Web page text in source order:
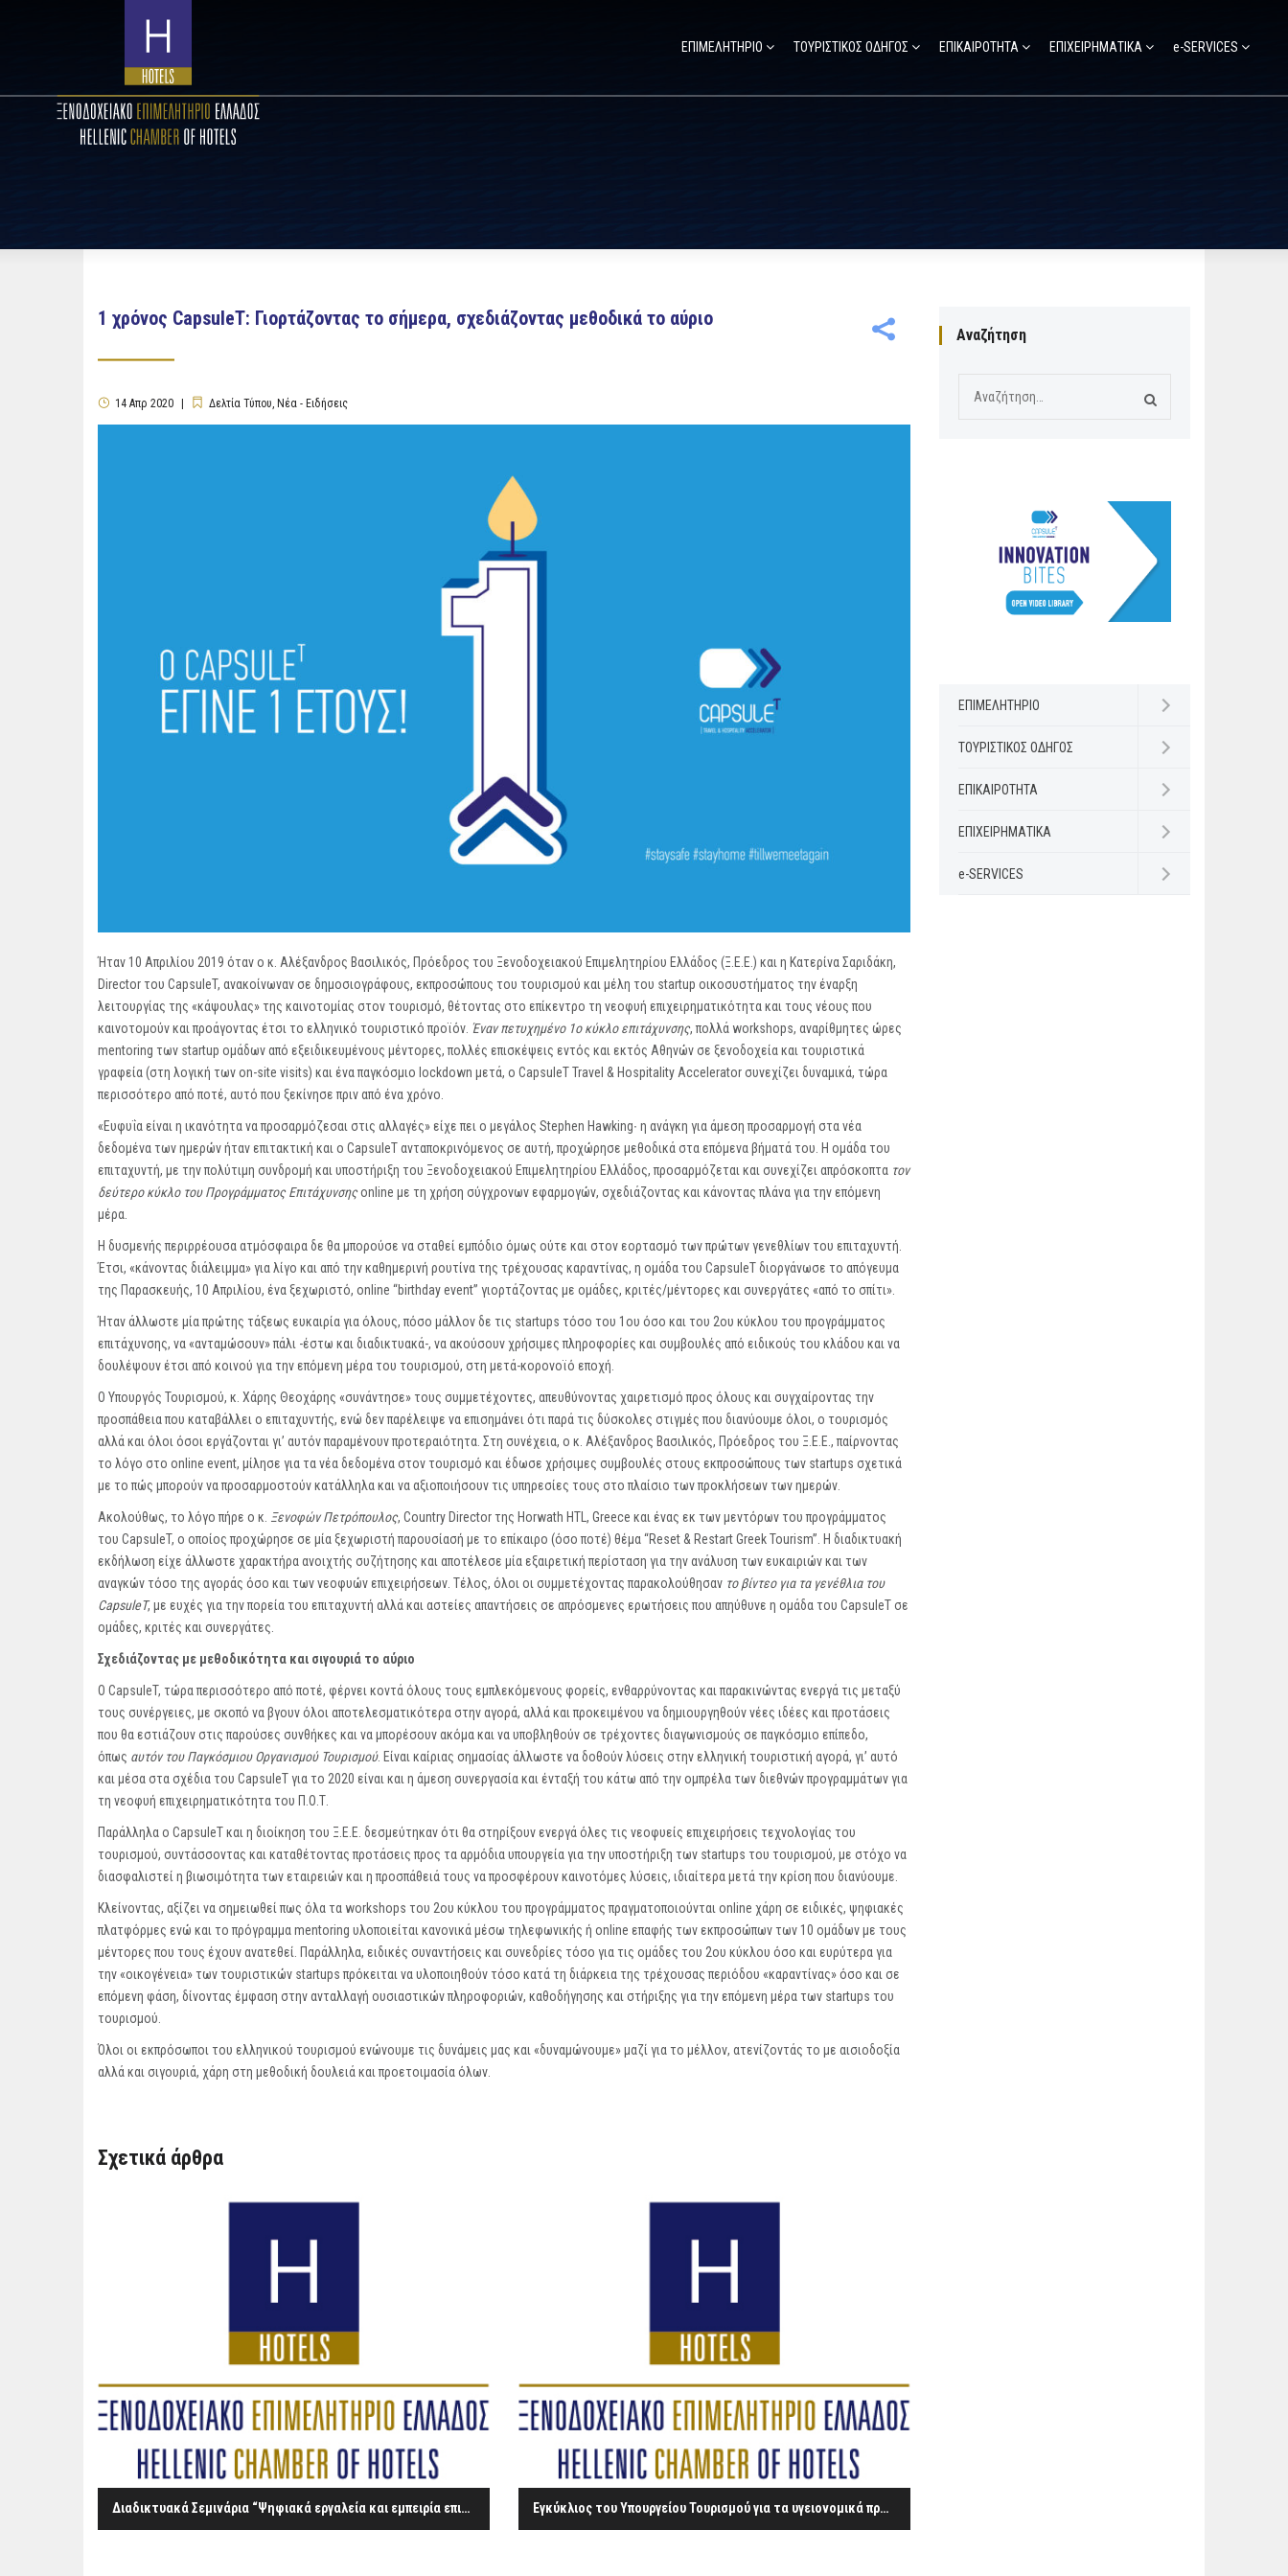
ΕΠΙΜΕΛΗΤΗΡΙΟ ΤΟΥΡΙΣΤΙΚΟΣ ΟΔΗΓΟΣ ΕΠΙΚΑΙΡΟΤΗΤΑ ΕΠΙΧΕΙΡΗΜΑΤΙΚΑ e-SERVICES
1 χρόνος CapsuleT: Γιορτάζοντας το σήμερα, σχεδιάζοντας μεθοδικά το αύριο
14 Απρ 2020 Δελτία Τύπου, Νέα - Ειδήσεις
Ήταν 10 Απριλίου 2019 όταν ο κ. Αλέξανδρος Βασιλικός, Πρόεδρος του Ξενοδοχειακού Επιμελητηρίου Ελλάδος (Ξ.Ε.Ε.) και η Κατερίνα Σαριδάκη,
Director του CapsuleT, ανακοίνωναν σε δημοσιογράφους, εκπροσώπους του τουρισμού και μέλη του startup οικοσυστήματος την έναρξη
λειτουργίας της «κάψουλας» της καινοτομίας στον τουρισμό, θέτοντας στο επίκεντρο τη νεοφυή επιχειρηματικότητα και τους νέους που
καινοτομούν και προάγοντας έτσι το ελληνικό τουριστικό προϊόν. Έναν πετυχημένο 1o κύκλο επιτάχυνσης, πολλά workshops, αναρίθμητες ώρες
mentoring των startup ομάδων από εξειδικευμένους μέντορες, πολλές επισκέψεις εντός και εκτός Αθηνών σε ξενοδοχεία και τουριστικά
γραφεία (στη λογική των on-site visits) και ένα παγκόσμιο lockdown μετά, ο CapsuleT Travel & Hospitality Accelerator συνεχίζει δυναμικά, τώρα
περισσότερο από ποτέ, αυτό που ξεκίνησε πριν από ένα χρόνο.
«Ευφυΐα είναι η ικανότητα να προσαρμόζεσαι στις αλλαγές» είχε πει ο μεγάλος Stephen Hawking∙ η ανάγκη για άμεση προσαρμογή στα νέα
δεδομένα των ημερών ήταν επιτακτική και ο CapsuleT ανταποκρινόμενος σε αυτή, προχώρησε μεθοδικά στα επόμενα βήματά του. Η ομάδα του
επιταχυντή, με την πολύτιμη συνδρομή και υποστήριξη του Ξενοδοχειακού Επιμελητηρίου Ελλάδος, προσαρμόζεται και συνεχίζει απρόσκοπτα τον
δεύτερο κύκλο του Προγράμματος Επιτάχυνσηςonline με τη χρήση σύγχρονων εφαρμογών, σχεδιάζοντας και κάνοντας πλάνα για την επόμενη
μέρα.
Η δυσμενής περιρρέουσα ατμόσφαιρα δε θα μπορούσε να σταθεί εμπόδιο όμως ούτε και στον εορτασμό των πρώτων γενεθλίων του επιταχυντή.
Έτσι, «κάνοντας διάλειμμα» για λίγο και από την καθημερινή ρουτίνα της τρέχουσας καραντίνας, η ομάδα του CapsuleT διοργάνωσε το απόγευμα
της Παρασκευής, 10 Απριλίου, ένα ξεχωριστό, online “birthday event” γιορτάζοντας με ομάδες, κριτές/μέντορες και συνεργάτες «από το σπίτι».
Ήταν άλλωστε μία πρώτης τάξεως ευκαιρία για όλους, πόσο μάλλον δε τις startups τόσο του 1ου όσο και του 2ου κύκλου του προγράμματος
επιτάχυνσης, να «ανταμώσουν» πάλι -έστω και διαδικτυακά-, να ακούσουν χρήσιμες πληροφορίες και συμβουλές από ειδικούς του κλάδου και να
δουλέψουν έτσι από κοινού για την επόμενη μέρα του τουρισμού, στη μετά-κορονοϊό εποχή.
Ο Υπουργός Τουρισμού, κ. Χάρης Θεοχάρης «συνάντησε» τους συμμετέχοντες, απευθύνοντας χαιρετισμό προς όλους και συγχαίροντας την
προσπάθεια που καταβάλλει ο επιταχυντής, ενώ δεν παρέλειψε να επισημάνει ότι παρά τις δύσκολες στιγμές που διανύουμε όλοι, ο τουρισμός
αλλά και όλοι όσοι εργάζονται γι’ αυτόν παραμένουν προτεραιότητα. Στη συνέχεια, ο κ. Αλέξανδρος Βασιλικός, Πρόεδρος του Ξ.Ε.Ε., παίρνοντας
το λόγο στο online event, μίλησε για τα νέα δεδομένα στον τουρισμό και έδωσε χρήσιμες συμβουλές στους εκπροσώπους των startups σχετικά
με το πώς μπορούν να προσαρμοστούν κατάλληλα και να αξιοποιήσουν τις υπηρεσίες τους στο πλαίσιο των προκλήσεων των ημερών.
Ακολούθως, το λόγο πήρε ο κ. Ξενοφών Πετρόπουλος, Country Director της Horwath HTL, Greece και ένας εκ των μεντόρων του προγράμματος
του CapsuleT, ο οποίος προχώρησε σε μία ξεχωριστή παρουσίασή με το επίκαιρο (όσο ποτέ) θέμα “Reset & Restart Greek Tourism”. Η διαδικτυακή
εκδήλωση είχε άλλωστε χαρακτήρα ανοιχτής συζήτησης και αποτέλεσε μία εξαιρετική περίσταση για την ανάλυση των ευκαιριών και των
αναγκών τόσο της αγοράς όσο και των νεοφυών επιχειρήσεων. Τέλος, όλοι οι συμμετέχοντας παρακολούθησαν το βίντεο για τα γενέθλια του
CapsuleT, με ευχές για την πορεία του επιταχυντή αλλά και αστείες απαντήσεις σε απρόσμενες ερωτήσεις που απηύθυνε η ομάδα του CapsuleT σε
ομάδες, κριτές και συνεργάτες.
Σχεδιάζοντας με μεθοδικότητα και σιγουριά το αύριο
Ο CapsuleT, τώρα περισσότερο από ποτέ, φέρνει κοντά όλους τους εμπλεκόμενους φορείς, ενθαρρύνοντας και παρακινώντας ενεργά τις μεταξύ
τους συνέργειες, με σκοπό να βγουν όλοι αποτελεσματικότερα στην αγορά, αλλά και προκειμένου να δημιουργηθούν νέες ιδέες και προτάσεις
που θα εστιάζουν στις παρούσες συνθήκες και να μπορέσουν ακόμα και να υποβληθούν σε τρέχοντες διαγωνισμούς σε παγκόσμιο επίπεδο,
όπως αυτόν του Παγκόσμιου Οργανισμού Τουρισμού. Είναι καίριας σημασίας άλλωστε να δοθούν λύσεις στην ελληνική τουριστική αγορά, γι’ αυτό
και μέσα στα σχέδια του CapsuleT για το 2020 είναι και η άμεση συνεργασία και ένταξή του κάτω από την ομπρέλα των διεθνών προγραμμάτων για
τη νεοφυή επιχειρηματικότητα του Π.Ο.Τ.
Παράλληλα ο CapsuleT και η διοίκηση του Ξ.Ε.Ε. δεσμεύτηκαν ότι θα στηρίξουν ενεργά όλες τις νεοφυείς επιχειρήσεις τεχνολογίας του
τουρισμού, συντάσσοντας και καταθέτοντας προτάσεις προς τα αρμόδια υπουργεία για την υποστήριξη των startups του τουρισμού, με στόχο να
διασφαλιστεί η βιωσιμότητα των εταιρειών και η προσπάθειά τους να προσφέρουν καινοτόμες λύσεις, ιδιαίτερα μετά την κρίση που διανύουμε.
Κλείνοντας, αξίζει να σημειωθεί πως όλα τα workshops του 2ου κύκλου του προγράμματος πραγματοποιούνται online χάρη σε ειδικές, ψηφιακές
πλατφόρμες ενώ και το πρόγραμμα mentoring υλοποιείται κανονικά μέσω τηλεφωνικής ή online επαφής των εκπροσώπων των 10 ομάδων με τους
μέντορες που τους έχουν ανατεθεί. Παράλληλα, ειδικές συναντήσεις και συνεδρίες τόσο για τις ομάδες του 2ου κύκλου όσο και ευρύτερα για
την «οικογένεια» των τουριστικών startups πρόκειται να υλοποιηθούν τόσο κατά τη διάρκεια της τρέχουσας περιόδου «καραντίνας» όσο και σε
επόμενη φάση, δίνοντας έμφαση στην ανταλλαγή ουσιαστικών πληροφοριών, καθοδήγησης και στήριξης για την επόμενη μέρα των startups του
τουρισμού.
Όλοι οι εκπρόσωποι του ελληνικού τουρισμού ενώνουμε τις δυνάμεις μας και «δυναμώνουμε» μαζί για το μέλλον, ατενίζοντάς το με αισιοδοξία
αλλά και σιγουριά, χάρη στη μεθοδική δουλειά και προετοιμασία όλων.
Σχετικά άρθρα
Διαδικτυακά Σεμινάρια “Ψηφιακά εργαλεία και εμπειρία επισκέπτη για επιχειρήσεις φιλοξενίας” από τη Google και το Ξενοδοχειακό Επιμελητήριο Ελλάδος Εγκύκλιος του Υπουργείου Τουρισμού για τα υγειονομικά πρωτόκολλα των τουριστικών καταλυμάτων
Αναζήτηση
ΕΠΙΜΕΛΗΤΗΡΙΟ Open submenu
ΤΟΥΡΙΣΤΙΚΟΣ ΟΔΗΓΟΣ Open submenu
ΕΠΙΚΑΙΡΟΤΗΤΑ Open submenu
ΕΠΙΧΕΙΡΗΜΑΤΙΚΑ Open submenu
e-SERVICES Open submenu